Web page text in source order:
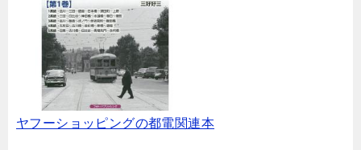
ヤフーショッピングの都電関連本